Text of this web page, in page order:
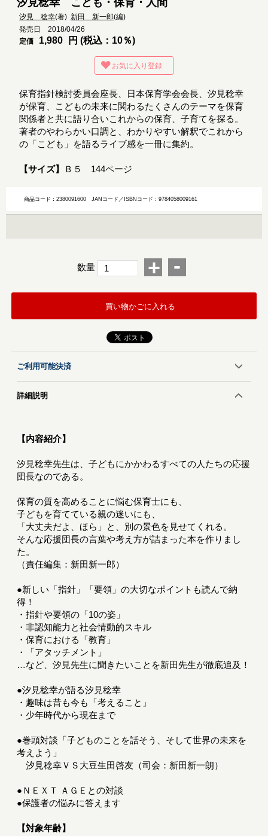
汐見稔幸 こども・保育・人間
汐見 稔幸(著)新田 新一郎(編)
発売日 2018/04/26
定価
1,980 円 (税込：10％)
お気に入り登録
保育指針検討委員会座長、日本保育学会会長、汐見稔幸
が保育、こどもの未来に関わるたくさんのテーマを保育
関係者と共に語り合いこれからの保育、子育てを探る。
著者のやわらかい口調と、わかりやすい解釈でこれから
の「こども」を語るライブ感を一冊に集約。
【サイズ】 Ｂ５ 144ページ
商品コード：2380091600JANコード／ISBNコード：9784058009161
数量 + -
買い物かごに入れる
ご利用可能決済
詳細説明
【内容紹介】
汐見稔幸先生は、子どもにかかわるすべての人たちの応援
団長なのである。
保育の質を高めることに悩む保育士にも、
子どもを育てている親の迷いにも、
「大丈夫だよ、ほら」と、別の景色を見せてくれる。
そんな応援団長の言葉や考え方が詰まった本を作りまし
た。
（責任編集：新田新一郎）
●新しい「指針」「要領」の大切なポイントも読んで納
得！
・指針や要領の「10の姿」
・非認知能力と社会情動的スキル
・保育における「教育」
・「アタッチメント」
…など、汐見先生に聞きたいことを新田先生が徹底追及！
●汐見稔幸が語る汐見稔幸
・趣味は昔も今も「考えること」
・少年時代から現在まで
●巻頭対談「子どものことを話そう、そして世界の未来を
考えよう」
汐見稔幸ＶＳ大豆生田啓友（司会：新田新一朗）
●ＮＥＸＴ ＡＧＥとの対談
●保護者の悩みに答えます
【対象年齢】